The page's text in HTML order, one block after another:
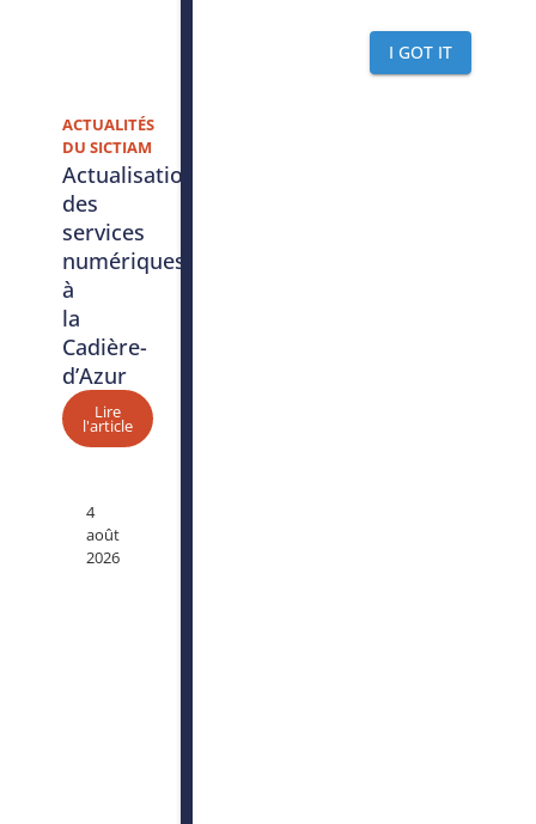
ACTUALITÉS
DU SICTIAM
Actualisation
des
services
numériques
à
la
Cadière-
d’Azur
Lire
l'article
4
août
2026
I GOT IT